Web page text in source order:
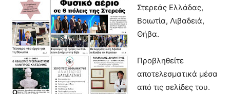
Στερεάς Ελλάδας,
Βοιωτία, Λιβαδειά,
Θήβα.
Προβληθείτε
αποτελεσματικά μέσα
από τις σελίδες του.